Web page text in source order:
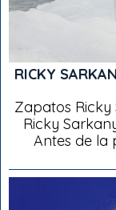
RICKY
Zapatos
Ricky
Antes de la